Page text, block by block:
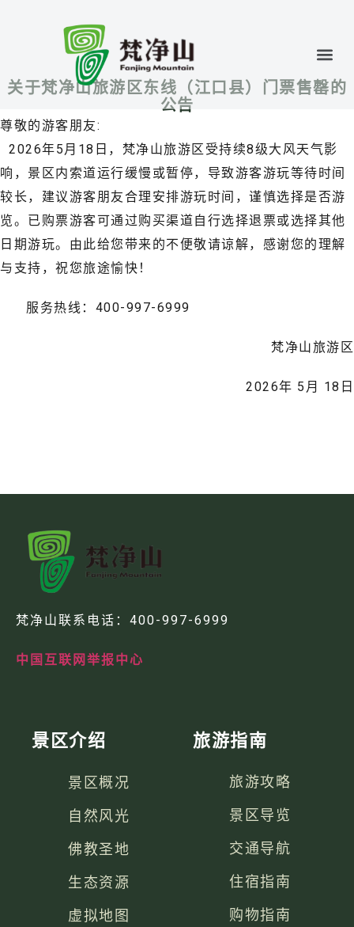
关于梵净山旅游区东线（江口县）门票售罄的
公告
尊敬的游客朋友:
2026年5月18日，梵净山旅游区受持续8级大风天气影
响，景区内索道运行缓慢或暂停，导致游客游玩等待时间
较长，建议游客朋友合理安排游玩时间，谨慎选择是否游
览。已购票游客可通过购买渠道自行选择退票或选择其他
日期游玩。由此给您带来的不便敬请谅解，感谢您的理解
与支持，祝您旅途愉快！
服务热线：400-997-6999
梵净山旅游区
2026年 5月 18日
梵净山联系电话： 400-997-6999
中国互联网举报中心
景区介绍
景区概况
自然风光
佛教圣地
生态资源
虚拟地图
旅游指南
旅游攻略
景区导览
交通导航
住宿指南
购物指南